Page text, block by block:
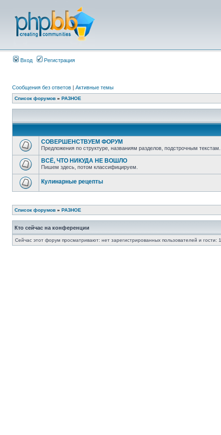
Вход Регистрация
Сообщения без ответов | Активные темы
Список форумов » РАЗНОЕ
СОВЕРШЕНСТВУЕМ ФОРУМ
Предложения по структуре, названиям разделов, подстрочным текстам.
ВСЁ, ЧТО НИКУДА НЕ ВОШЛО
Пишем здесь, потом классифицируем.
Кулинарные рецепты
Список форумов » РАЗНОЕ
Кто сейчас на конференции
Сейчас этот форум просматривают: нет зарегистрированных пользователей и гости: 1